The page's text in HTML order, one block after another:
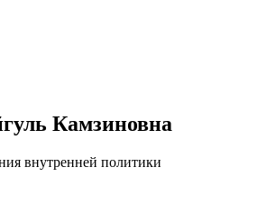
Камзиновна
внутренней политики